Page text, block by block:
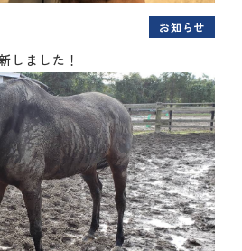
お知らせ
しました！